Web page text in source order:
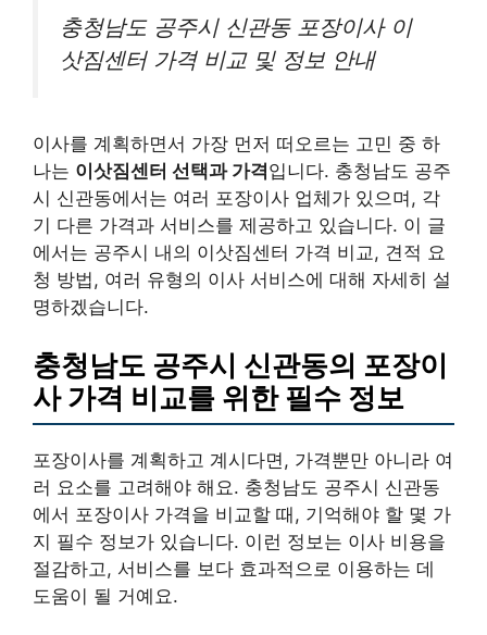
충청남도 공주시 신관동 포장이사 이
삿짐센터 가격 비교 및 정보 안내
이사를 계획하면서 가장 먼저 떠오르는 고민 중 하
나는 이삿짐센터 선택과 가격입니다. 충청남도 공주
시 신관동에서는 여러 포장이사 업체가 있으며, 각
기 다른 가격과 서비스를 제공하고 있습니다. 이 글
에서는 공주시 내의 이삿짐센터 가격 비교, 견적 요
청 방법, 여러 유형의 이사 서비스에 대해 자세히 설
명하겠습니다.
충청남도 공주시 신관동의 포장이
사 가격 비교를 위한 필수 정보
포장이사를 계획하고 계시다면, 가격뿐만 아니라 여
러 요소를 고려해야 해요. 충청남도 공주시 신관동
에서 포장이사 가격을 비교할 때, 기억해야 할 몇 가
지 필수 정보가 있습니다. 이런 정보는 이사 비용을
절감하고, 서비스를 보다 효과적으로 이용하는 데
도움이 될 거예요.